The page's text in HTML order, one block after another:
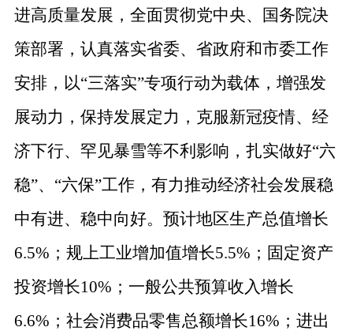
进高质量发展，全面贯彻党中央、国务院决
策部署，认真落实省委、省政府和市委工作
安排，以“三落实”专项行动为载体，增强发
展动力，保持发展定力，克服新冠疫情、经
济下行、罕见暴雪等不利影响，扎实做好“六
稳”、 “六保”工作，有力推动经济社会发展稳
中有进、稳中向好。预计地区生产总值增长
6.5% ；规上工业增加值增长5.5% ；固定资产
投资增长10% ；一般公共预算收入增长
6.6% ；社会消费品零售总额增长16% ；进出